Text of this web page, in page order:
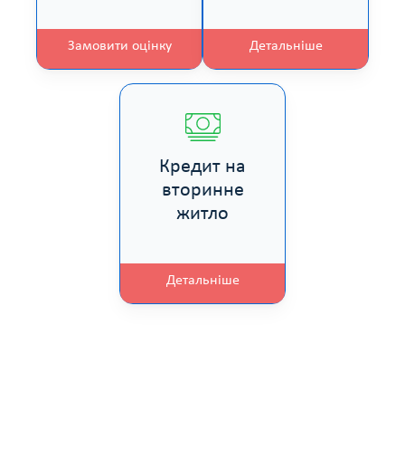
Замовити оцінку Детальніше
Кредит на
вторинне
житло
Детальніше